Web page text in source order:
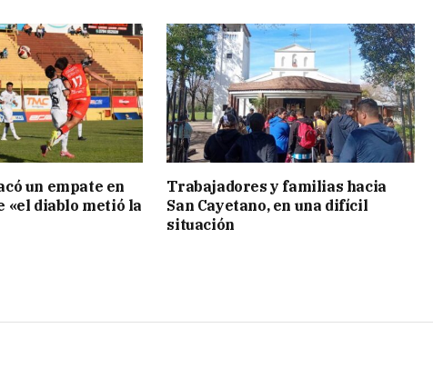
un empate en
«el diablo metió la
Trabajadores y familias hacia
San Cayetano, en una difícil
situación